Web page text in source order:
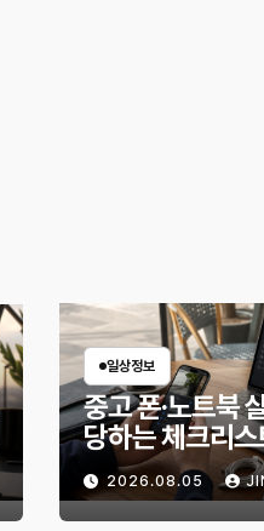
일상정보
중고 폰·노트북
당하는 체크리
전 무엇을 확인
2026.08.05